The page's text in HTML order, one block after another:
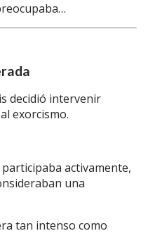
decidió intervenir
exorcismo.
activamente,
una
tan intenso como